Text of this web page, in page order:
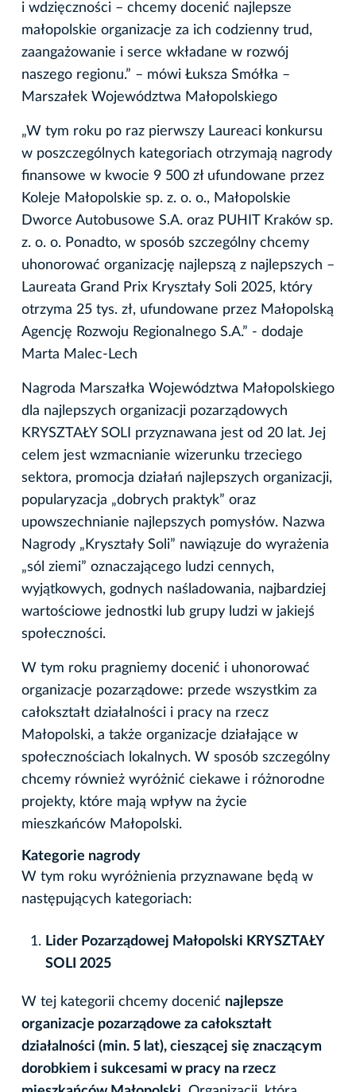
i wdzięczności – chcemy docenić najlepsze
małopolskie organizacje za ich codzienny trud,
zaangażowanie i serce wkładane w rozwój
naszego regionu.” – mówi Łuksza Smółka –
Marszałek Województwa Małopolskiego
„W tym roku po raz pierwszy Laureaci konkursu
w poszczególnych kategoriach otrzymają nagrody
finansowe w kwocie 9 500 zł ufundowane przez
Koleje Małopolskie sp. z. o. o., Małopolskie
Dworce Autobusowe S.A. oraz PUHIT Kraków sp.
z. o. o. Ponadto, w sposób szczególny chcemy
uhonorować organizację najlepszą z najlepszych –
Laureata Grand Prix Kryształy Soli 2025, który
otrzyma 25 tys. zł, ufundowane przez Małopolską
Agencję Rozwoju Regionalnego S.A.” - dodaje
Marta Malec-Lech
Nagroda Marszałka Województwa Małopolskiego
dla najlepszych organizacji pozarządowych
KRYSZTAŁY SOLI przyznawana jest od 20 lat. Jej
celem jest wzmacnianie wizerunku trzeciego
sektora, promocja działań najlepszych organizacji,
popularyzacja „dobrych praktyk” oraz
upowszechnianie najlepszych pomysłów. Nazwa
Nagrody „Kryształy Soli” nawiązuje do wyrażenia
„sól ziemi” oznaczającego ludzi cennych,
wyjątkowych, godnych naśladowania, najbardziej
wartościowe jednostki lub grupy ludzi w jakiejś
społeczności.
W tym roku pragniemy docenić i uhonorować
organizacje pozarządowe: przede wszystkim za
całokształt działalności i pracy na rzecz
Małopolski, a także organizacje działające w
społecznościach lokalnych. W sposób szczególny
chcemy również wyróżnić ciekawe i różnorodne
projekty, które mają wpływ na życie
mieszkańców Małopolski.
Kategorie nagrody
W tym roku wyróżnienia przyznawane będą w
następujących kategoriach:
Lider Pozarządowej Małopolski KRYSZTAŁY
SOLI 2025
W tej kategorii chcemy docenić najlepsze
organizacje pozarządowe za całokształt
działalności (min. 5 lat), cieszącej się znaczącym
dorobkiem i sukcesami w pracy na rzecz